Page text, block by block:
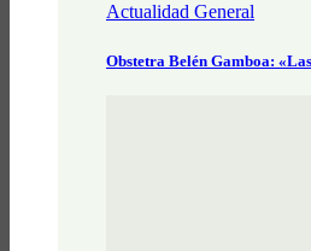
Actualidad General
Obstetra Belén Gamboa: